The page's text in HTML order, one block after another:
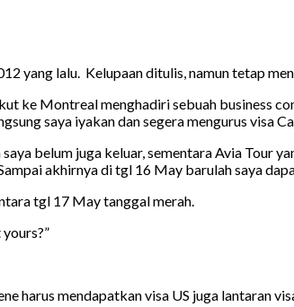
yang lalu. Kelupaan ditulis, namun tetap
ke Montreal menghadiri sebuah business
saya iyakan dan segera mengurus visa
belum juga keluar, sementara Avia Tour
akhirnya di tgl 16 May barulah saya
tgl 17 May tanggal merah.
harus mendapatkan visa US juga lantaran